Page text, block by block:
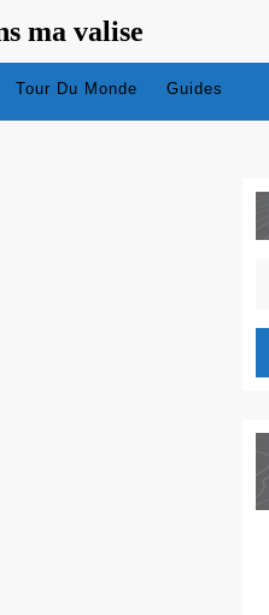
ma valise
Tour Du Monde Guides